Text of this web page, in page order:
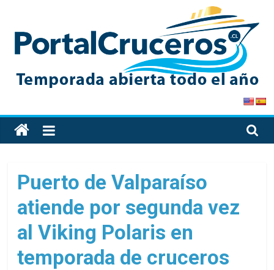
content
PortalCruceros
Toda
la
de
cruceros
en
un
solo
sitio
Puerto de Valparaíso
atiende por segunda vez
al Viking Polaris en
temporada de cruceros